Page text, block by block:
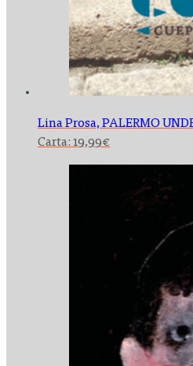
Lina Prosa,PALERMO
Carta: 19,99€